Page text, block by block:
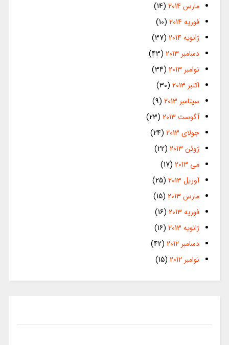
مارس 2014
(14)
فوریه 2014
(10)
ژانویه 2014
(37)
دسامبر 2013
(43)
نوامبر 2013
(34)
اکتبر 2013
(30)
سپتامبر 2013
(9)
آگوست 2013
(23)
جولای 2013
(24)
ژوئن 2013
(22)
می 2013
(17)
آوریل 2013
(25)
مارس 2013
(15)
فوریه 2013
(16)
ژانویه 2013
(16)
دسامبر 2012
(42)
نوامبر 2012
(15)